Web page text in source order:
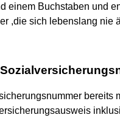
einem Buchstaben und
,die sich lebenslang nie
bereits